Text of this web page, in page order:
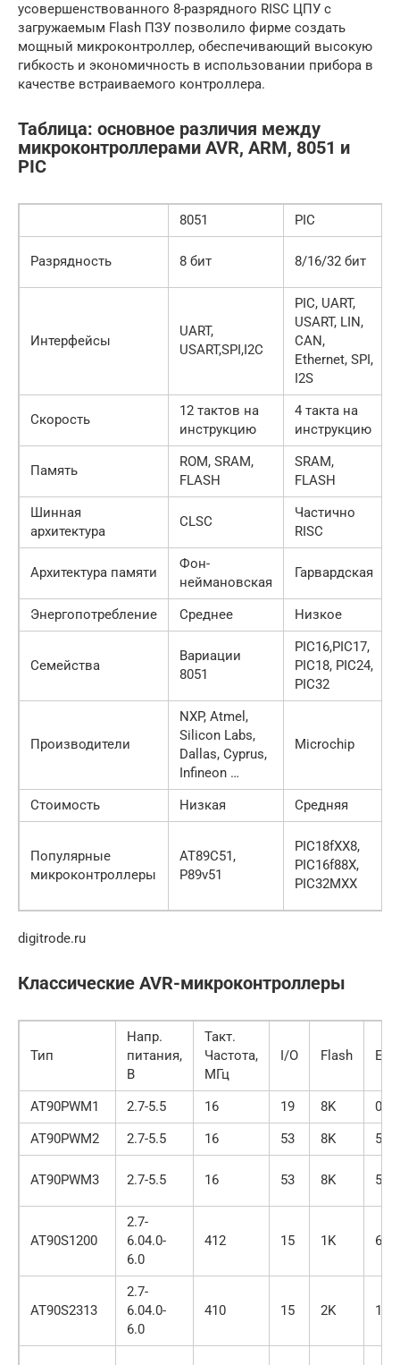
усовершенствованного 8-разрядного RISC ЦПУ с
загружаемым Flash ПЗУ позволило фирме создать
мощный микроконтроллер, обеспечивающий высокую
гибкость и экономичность в использовании прибора в
качестве встраиваемого контроллера.
Таблица: основное различия между
микроконтроллерами AVR, ARM, 8051 и
PIC
8051 PIC
Разрядность 8 бит 8/16/32 бит
Интерфейсы
UART,
USART,SPI,I2C
PIC, UART,
USART, LIN,
CAN,
Ethernet, SPI,
I2S
Скорость
12 тактов на
инструкцию
4 такта на
инструкцию
Память
ROM, SRAM,
FLASH
SRAM,
FLASH
Шинная
архитектура
CLSC
Частично
RISC
Архитектура памяти
Фон-
неймановская
Гарвардская
Энергопотребление Среднее Низкое
Семейства
Вариации
8051
PIC16,PIC17,
PIC18, PIC24,
PIC32
Производители
NXP, Atmel,
Silicon Labs,
Dallas, Cyprus,
Infineon …
Microchip
Стоимость Низкая Средняя
Популярные
микроконтроллеры
AT89C51,
P89v51
PIC18fXX8,
PIC16f88X,
PIC32MXX
digitrode.ru
Классические AVR-микроконтроллеры
Тип
Напр.
питания,
В
Такт.
Частота,
МГц
I/O Flash
AT90PWM1 2.7-5.5 16 19 8K
0.5
AT90PWM2
2.7-5.5 16 53 8K 512
AT90PWM3 2.7-5.5 16 53 8K 512
AT90S1200
2.7-
6.04.0-
6.0
412 15 1K 64
AT90S2313
2.7-
6.04.0-
6.0
410 15 2K 128